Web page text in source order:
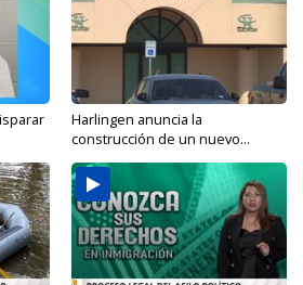
Harlingen anuncia la
construcción de un nuevo...